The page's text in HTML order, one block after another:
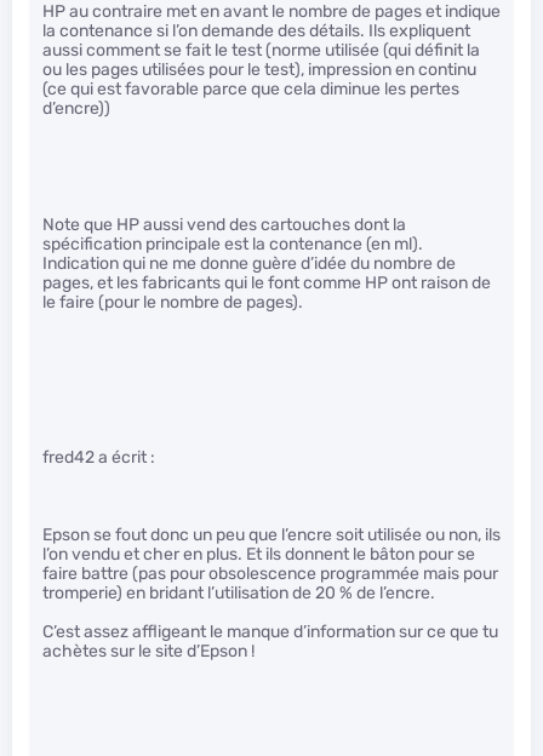
HP au contraire met en avant le nombre de pages et indique
la contenance si l’on demande des détails. Ils expliquent
aussi comment se fait le test (norme utilisée (qui définit la
ou les pages utilisées pour le test), impression en continu
(ce qui est favorable parce que cela diminue les pertes
d’encre))
Note que HP aussi vend des cartouches dont la
spécification principale est la contenance (en ml).
Indication qui ne me donne guère d’idée du nombre de
pages, et les fabricants qui le font comme HP ont raison de
le faire (pour le nombre de pages).
fred42 a écrit :
Epson se fout donc un peu que l’encre soit utilisée ou non, ils
l’on vendu et cher en plus. Et ils donnent le bâton pour se
faire battre (pas pour obsolescence programmée mais pour
tromperie) en bridant l’utilisation de 20 % de l’encre.
C’est assez affligeant le manque d’information sur ce que tu
achètes sur le site d’Epson !